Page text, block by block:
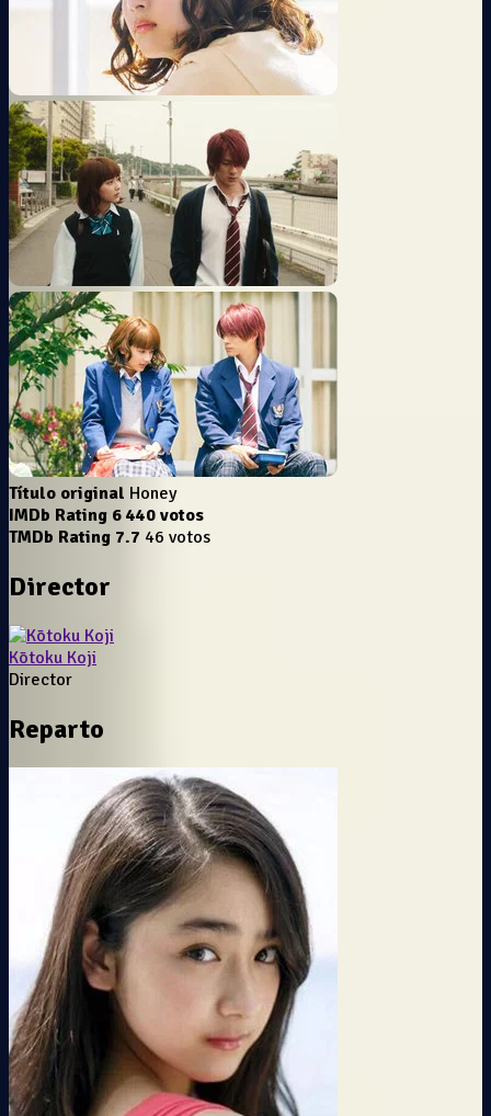
Título original Honey
IMDb Rating 6 440 votos
TMDb Rating 7.7 46 votos
Director
Kōtoku Koji
Director
Reparto